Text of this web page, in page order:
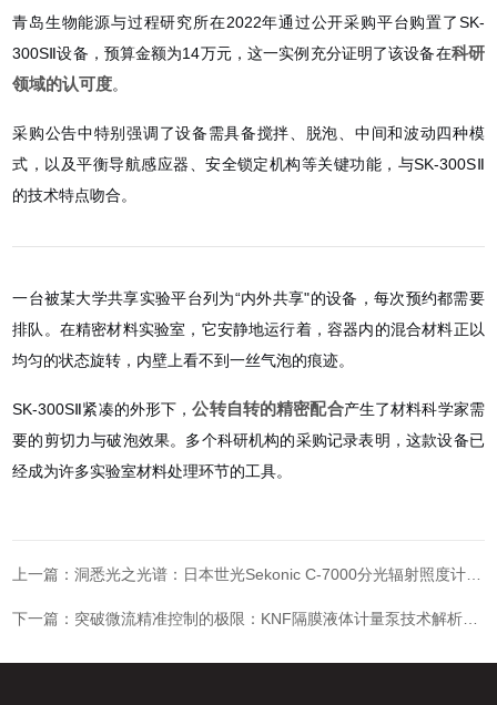
青岛生物能源与过程研究所在2022年通过公开采购平台购置了SK-
300SⅡ设备，预算金额为14万元，这一实例充分证明了该设备在科研
领域的认可度。
采购公告中特别强调了设备需具备搅拌、脱泡、中间和波动四种模
式，以及平衡导航感应器、安全锁定机构等关键功能，与SK-300SⅡ
的技术特点吻合。
一台被某大学共享实验平台列为“内外共享"的设备，每次预约都需要
排队。在精密材料实验室，它安静地运行着，容器内的混合材料正以
均匀的状态旋转，内壁上看不到一丝气泡的痕迹。
SK-300SⅡ紧凑的外形下，公转自转的精密配合产生了材料科学家需
要的剪切力与破泡效果。多个科研机构的采购记录表明，这款设备已
经成为许多实验室材料处理环节的工具。
上一篇：洞悉光之光谱：日本世光Sekonic C-7000分光辐射照度计的技术解码与应用革新
下一篇： 突破微流精准控制的极限：KNF隔膜液体计量泵技术解析与展望